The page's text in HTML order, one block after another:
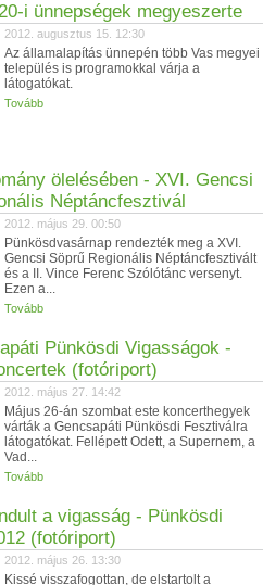
i ünnepségek megyeszerte
2012. augusztus 15. 12:30
Az államalapítás ünnepén több Vas megyei
település is programokkal várja a
látogatókat.
Tovább
ölelésében - XVI. Gencsi
Néptáncfesztivál
2012. május 29. 00:50
Pünkösdvasárnap rendezték meg a XVI.
Gencsi Söprű Regionális Néptáncfesztivált
és a II. Vince Ferenc Szólótánc versenyt.
Ezen a...
Tovább
Pünkösdi Vigasságok -
(fotóriport)
2012. május 27. 14:42
Május 26-án szombat este koncerthegyek
várták a Gencsapáti Pünkösdi Fesztiválra
látogatókat. Fellépett Odett, a Supernem, a
Vad...
Tovább
a vigasság - Pünkösdi
(fotóriport)
2012. május 26. 13:30
Kissé visszafogottan, de elstartolt a